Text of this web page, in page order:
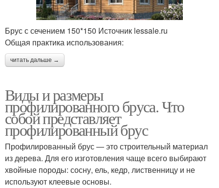
Брус с сечением 150*150 Источник lessale.ru
Общая практика использования:
читать дальше →
Виды и размеры
профилированного бруса. Что
собой представляет
профилированный брус
Профилированный брус — это строительный материал
из дерева. Для его изготовления чаще всего выбирают
хвойные породы: сосну, ель, кедр, лиственницу и не
используют клеевые основы.